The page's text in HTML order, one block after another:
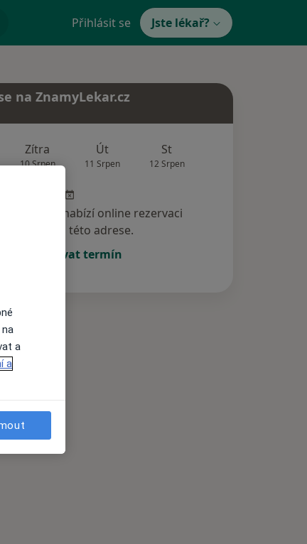
Přihlásit se Jste lékař?
na ZnamyLekar.cz
Zítra
10 Srpen
Út
11 Srpen
St
12 Srpen
nenabízí online rezervaci
termínu na této adrese.
Rezervovat termín
a
a